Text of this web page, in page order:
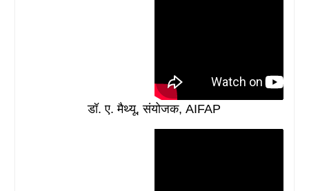
डॉ. ए. मैथ्यू, संयोजक, AIFAP